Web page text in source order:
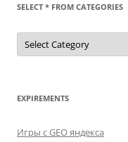
SELECT * FROM CATEGORIES
SELECT
FROM
EXPIREMENTS
Игры с GEO яндекса